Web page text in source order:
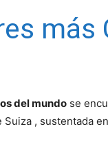
del mundo se
, sustentada